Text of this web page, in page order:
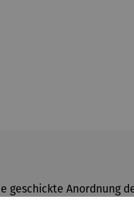
geschickte